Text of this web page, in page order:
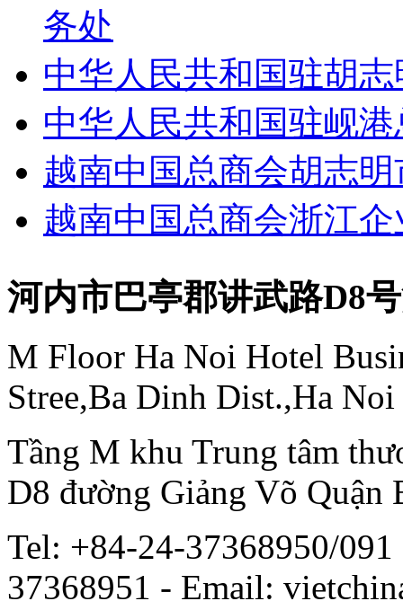
务处
中华人民共和国驻胡
中华人民共和国驻岘
越南中国总商会胡志
越南中国总商会浙江
河内市巴亭郡讲武路D8
M Floor Ha Noi Hotel
Stree,Ba Dinh Dist.,Ha Noi
Tầng M khu Trung tâm
D8 đường Giảng Võ Quận
Tel: +84-24-37368950/
37368951 - Email: